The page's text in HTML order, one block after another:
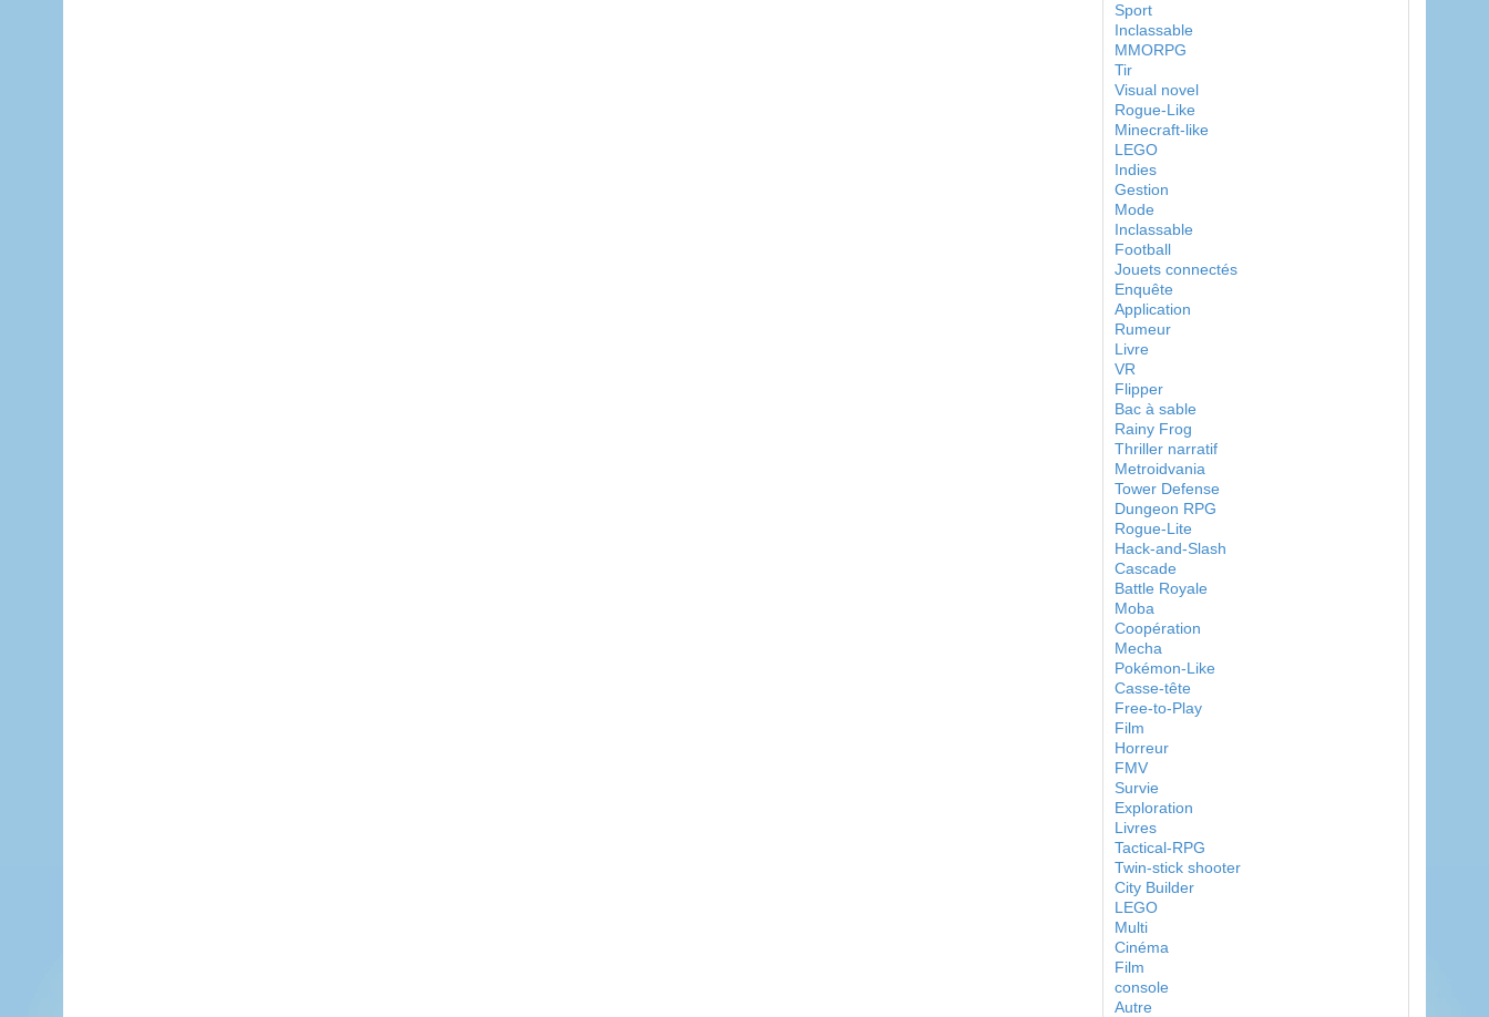
Sport
Inclassable
MMORPG
Tir
Visual novel
Rogue-Like
Minecraft-like
LEGO
Indies
Gestion
Mode
Inclassable
Football
Jouets connectés
Enquête
Application
Rumeur
Livre
VR
Flipper
Bac à sable
Rainy Frog
Thriller narratif
Metroidvania
Tower Defense
Dungeon RPG
Rogue-Lite
Hack-and-Slash
Cascade
Battle Royale
Moba
Coopération
Mecha
Pokémon-Like
Casse-tête
Free-to-Play
Film
Horreur
FMV
Survie
Exploration
Livres
Tactical-RPG
Twin-stick shooter
City Builder
LEGO
Multi
Cinéma
Film
console
Autre